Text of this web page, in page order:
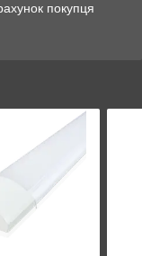
покупця